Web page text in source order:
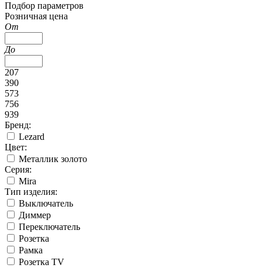
Подбор параметров
Розничная цена
От
До
207
390
573
756
939
Бренд:
Lezard
Цвет:
Металлик золото
Серия:
Mira
Тип изделия:
Выключатель
Диммер
Переключатель
Розетка
Рамка
Розетка TV